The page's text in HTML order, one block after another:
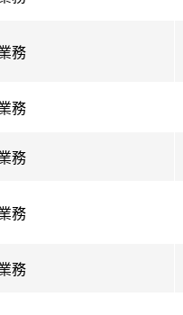
務
務
務
務
務